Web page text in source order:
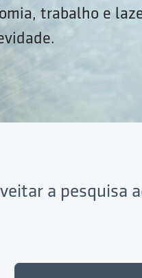
trabalho e
a pesquisa